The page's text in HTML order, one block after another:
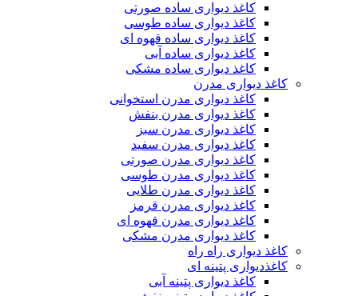
کاغذ دیواری ساده صورتی
کاغذ دیواری ساده طوسی
کاغذ دیواری ساده قهوه ای
کاغذ دیواری ساده آبی
کاغذ دیواری ساده مشکی
کاغذ دیواری مدرن
کاغذ دیواری مدرن استخوانی
کاغذ دیواری مدرن بنفش
کاغذ دیواری مدرن سبز
کاغذ دیواری مدرن سفید
کاغذ دیواری مدرن صورتی
کاغذ دیواری مدرن طوسی
کاغذ دیواری مدرن طلایی
کاغذ دیواری مدرن قرمز
کاغذ دیواری مدرن قهوه ای
کاغذ دیواری مدرن مشکی
کاغذ دیواری راه راه
کاغذدیواری پتینه ای
کاغذ دیواری پتینه آبی